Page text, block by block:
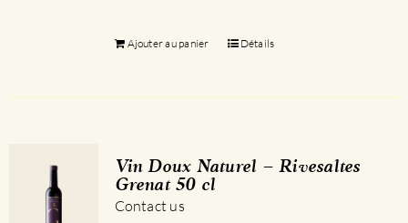
Ajouter au panier Détails
Vin Doux Naturel – Rivesaltes
Grenat 50 cl
Contact us